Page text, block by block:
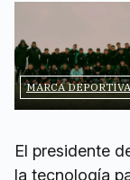
MARCA DEPORTIVA
El presidente
la tecnología